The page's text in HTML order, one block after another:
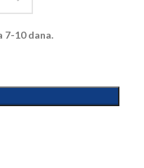
7-10 dana.